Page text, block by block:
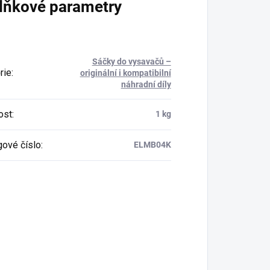
parametry
:
Sáčky do vysavačů –
originální i kompatibilní
náhradní díly
: 1 kg
číslo: ELMB04K